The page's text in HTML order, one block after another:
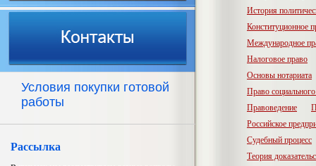
Условия покупки готовой
работы
Рассылка
История
Конституционное
Международное
Налоговое право
Основы нотариата
Право
Правоведение
Российское
Судебный процесс
Теория